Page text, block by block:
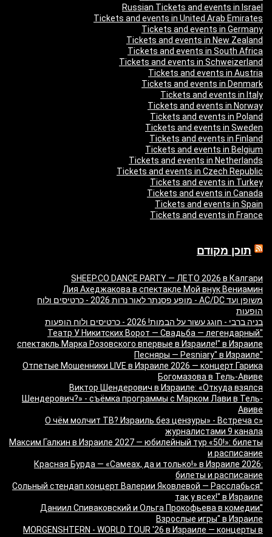
Russian Tickets and events in Israel
Tickets and events in United Arab Emirates
Tickets and events in Germany
Tickets and events in New Zealand
Tickets and events in South Africa
Tickets and events in Schweizerland
Tickets and events in Austria
Tickets and events in Denmark
Tickets and events in Italy
Tickets and events in Norway
Tickets and events in Poland
Tickets and events in Sweden
Tickets and events in Finland
Tickets and events in Belgium
Tickets and events in Netherlands
Tickets and events in Czech Republic
Tickets and events in Turkey
Tickets and events in Canada
Tickets and events in Spain
Tickets and events in France
תוכן מקודם
SHEEP.CO DANCE PARTY — ЛЕТО 2026 в Калгари
Лия Ахеджакова в спектакле Мой внук Вениамин
משופן ועד AC/DC - מופע פסנתר לאור נרות 2026 - כרטיסים ולוח
הופעות
בניה ברבי - חוגג עשור על הבמות! 2026 - כרטיסים ולוח הופעות
"Театр У Никитских Ворот — Свадьба — легендарный
спектакль Марка Розовского впервые в Израиле!" в Израиле
"Песняры — Pesniary" в Израиле
Отпетые Мошенники LIVE в Израиле 2026 — концерт Гарика
Богомазова в Тель-Авиве
Виктор Шендерович в Израиле: «Откуда взялся
Шендерович?» - съёмка программы с Марком Лави в Тель-
Авиве
«О чём молчит ТВ? Израиль без цензуры» - Встреча с
журналистами 9 канала
Максим Галкин в Израиле 2027 — юбилейный тур «50!»: билеты
и расписание
Красная Бурда — «Самеах, да и только!» в Израиле 2026:
билеты и расписание
"Сольный стендап концерт Валерии Яковлевой — Расслабься
так у всех!" в Израиле
"Даниил Спиваковский и Ольга Прокофьева в комедии
Взрослые игры" в Израиле
MORGENSHTERN - WORLD TOUR '26 в Израиле — концерты в